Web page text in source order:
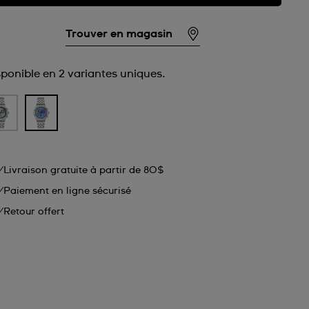
Trouver en magasin
en 2 variantes uniques.
Livraison gratuite à partir de 80$
Paiement en ligne sécurisé
Retour offert